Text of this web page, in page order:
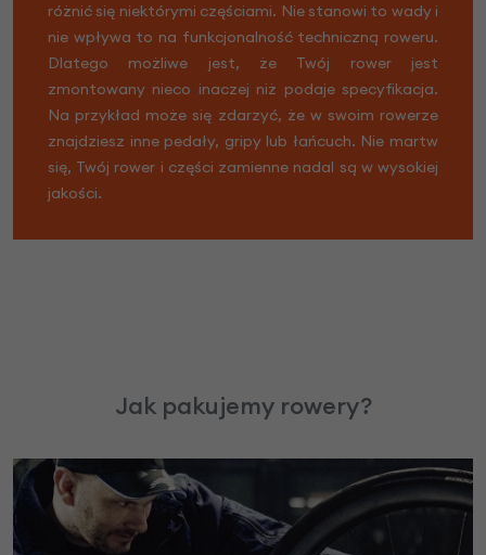
różnić się niektórymi częściami. Nie stanowi to wady i
nie wpływa to na funkcjonalność techniczną roweru.
Dlatego możliwe jest, że Twój rower jest
zmontowany nieco inaczej niż podaje specyfikacja.
Na przykład może się zdarzyć, że w swoim rowerze
znajdziesz inne pedały, gripy lub łańcuch. Nie martw
się, Twój rower i części zamienne nadal są w wysokiej
jakości.
Jak pakujemy rowery?